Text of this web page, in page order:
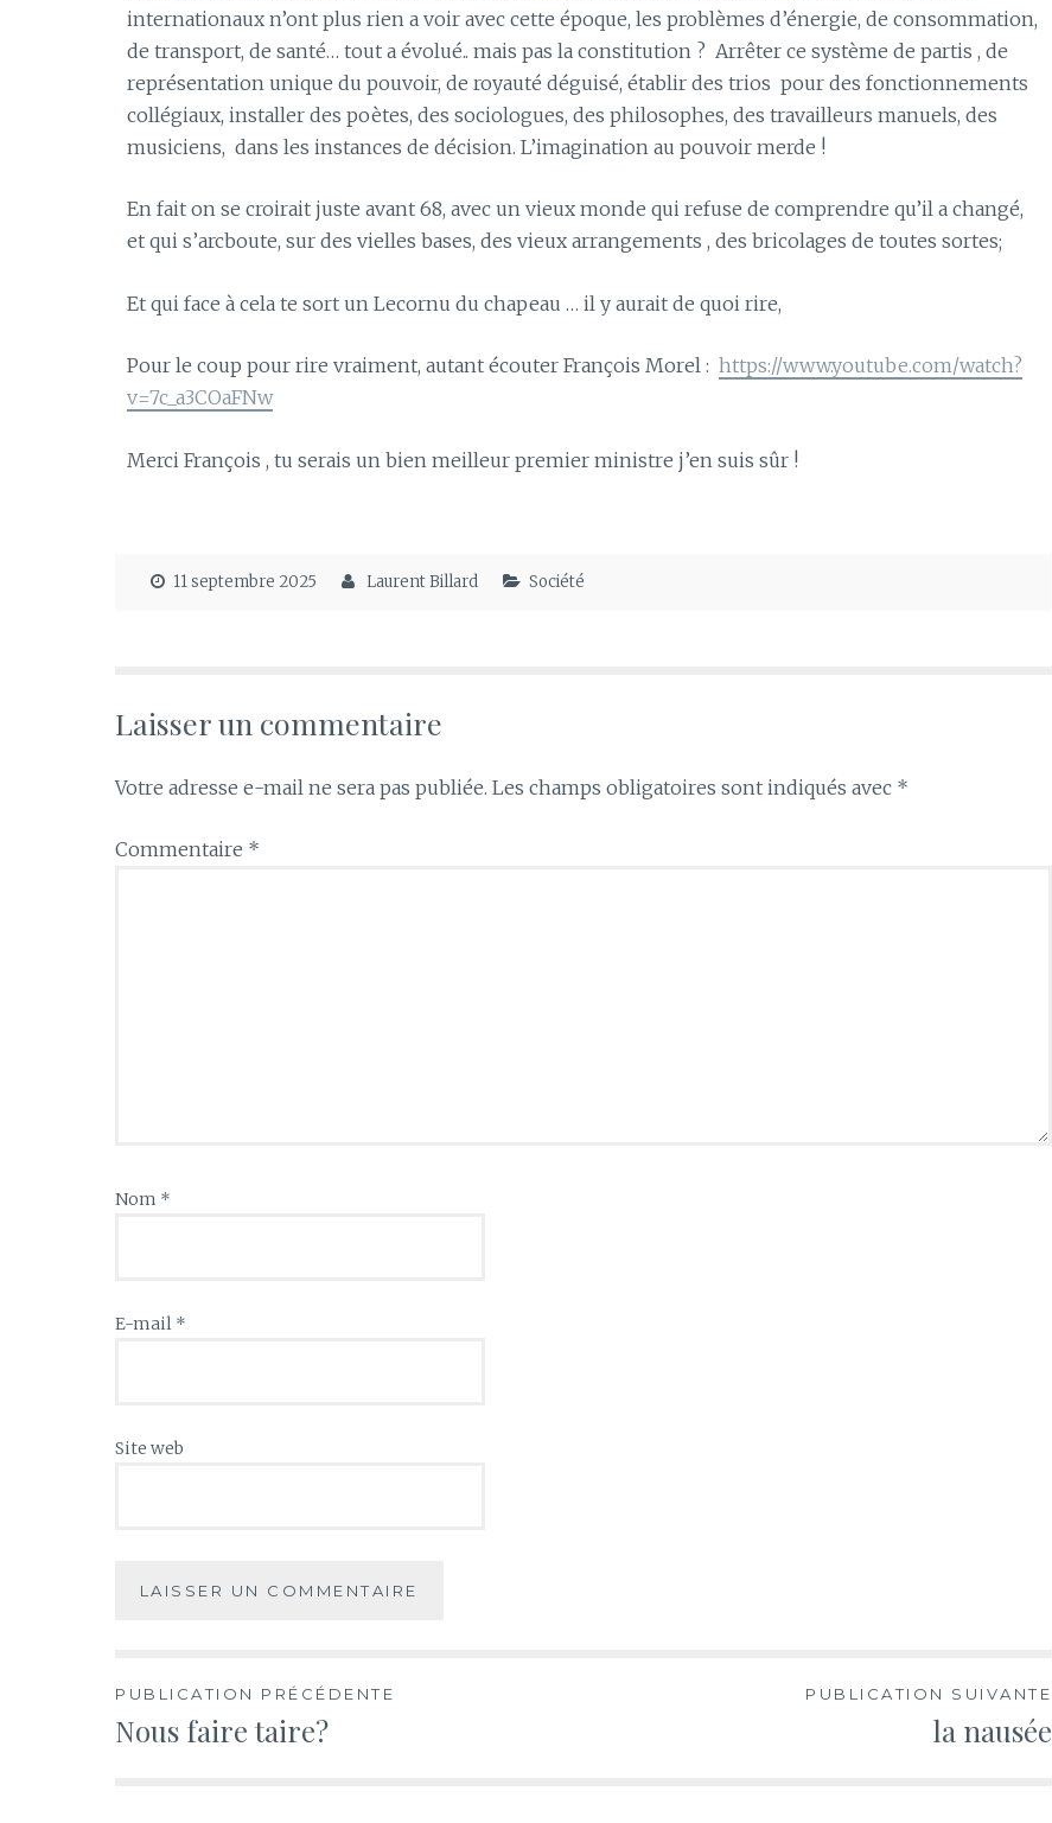
internationaux n’ont plus rien a voir avec cette époque, les problèmes d’énergie, de consommation,
de transport, de santé… tout a évolué.. mais pas la constitution ? Arrêter ce système de partis , de
représentation unique du pouvoir, de royauté déguisé, établir des trios pour des fonctionnements
collégiaux, installer des poètes, des sociologues, des philosophes, des travailleurs manuels, des
musiciens, dans les instances de décision. L’imagination au pouvoir merde !
En fait on se croirait juste avant 68, avec un vieux monde qui refuse de comprendre qu’il a changé,
et qui s’arcboute, sur des vielles bases, des vieux arrangements , des bricolages de toutes sortes;
Et qui face à cela te sort un Lecornu du chapeau … il y aurait de quoi rire,
Pour le coup pour rire vraiment, autant écouter François Morel : https://www.youtube.com/watch?
v=7c_a3COaFNw
Merci François , tu serais un bien meilleur premier ministre j’en suis sûr !
11 septembre 2025 Laurent Billard Société
Laisser un commentaire
Votre adresse e-mail ne sera pas publiée. Les champs obligatoires sont indiqués avec *
Commentaire *
Nom *
E-mail *
Site web
PUBLICATION PRÉCÉDENTE
Nous faire taire?
PUBLICATION SUIVANTE
la nausée